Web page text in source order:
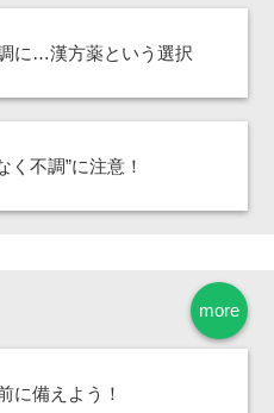
に…漢方薬という選択
く不調”に注意！
more
に備えよう！